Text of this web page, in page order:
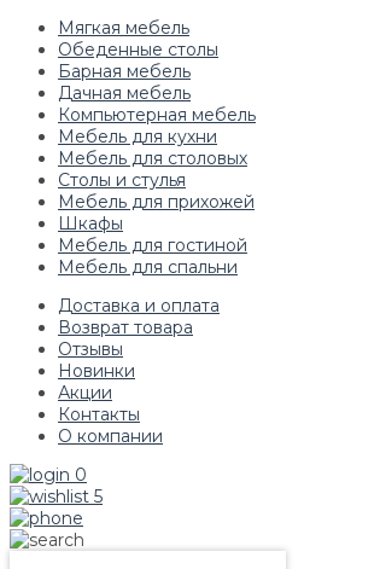
Мягкая мебель
Обеденные столы
Барная мебель
Дачная мебель
Компьютерная мебель
Мебель для кухни
Мебель для столовых
Столы и стулья
Мебель для прихожей
Шкафы
Мебель для гостиной
Мебель для спальни
Доставка и оплата
Возврат товара
Отзывы
Новинки
Акции
Контакты
О компании
0
5